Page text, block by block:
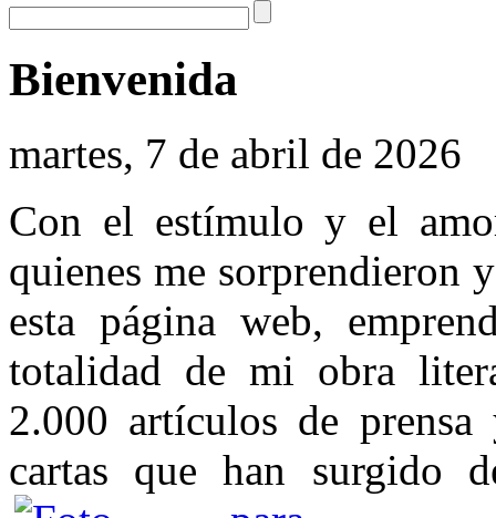
Bienvenida
martes, 7 de abril de 2026
Con el estímulo y el
quienes me sorprendieron
esta página web,
totalidad de mi obra
2.000 artículos de
cartas que han surgido